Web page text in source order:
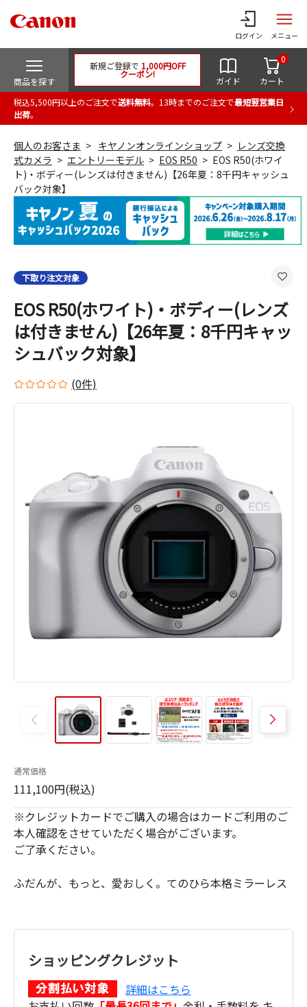
ログイン メニュー
商品を探す
新規ご登録で 1,000円OFF
クーポン!
ガイド カート
0
税込5,500円以上のご注文で送料無料。13時までのご注文で最短翌営業日
出荷。
個人のお客さま キヤノンオンラインショップ
レンズ交換
式カメラ
エントリーモデル EOS R50
EOS R50(ホワイ
ト)・ボディー(レンズは付きません)【26年夏：8千円キャッシュ
バック対象】
下取り注文対象
EOS R50(ホワイト)・ボディー(レンズ
は付きません)【26年夏：8千円キャッ
シュバック対象】
(0件)
通常価格
111,100円(税込)
※クレジットカードでご購入の場合はカードご利用のご
本人確認をさせていただく場合がございます。
ご了承ください。
ふだんが、もっと、愛おしく。てのひら本格ミラーレス
ショッピングクレジット
詳細はこちら